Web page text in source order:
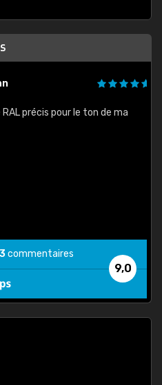
précis pour le ton de ma
9,0
commentaires